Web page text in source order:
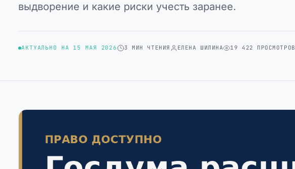
выдворение и какие риски учесть заранее.
АКТУАЛЬНО НА 15 МАЯ 2026 3 МИН ЧТЕНИЯ ЕЛЕНА ШИЛИНА 19 422 ПРОСМОТРОВ